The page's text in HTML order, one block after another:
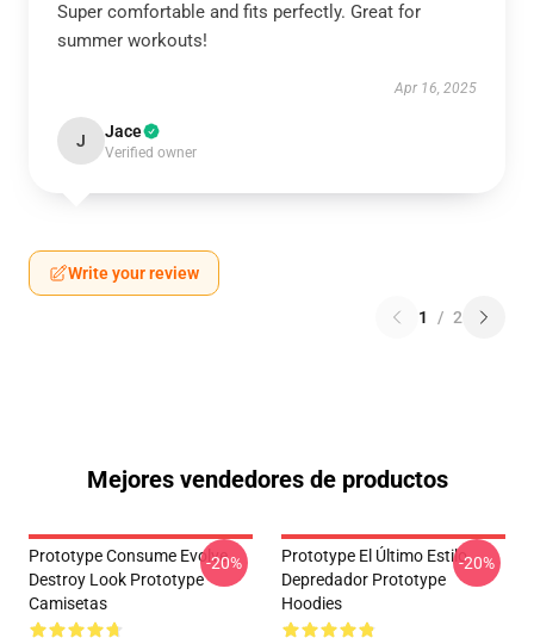
Super comfortable and fits perfectly. Great for
summer workouts!
Apr 16, 2025
J Jace
Verified owner
Write your review
1 / 2
Mejores vendedores de productos
Prototype Consume Evolve
Destroy Look Prototype
Camisetas
-20%
Prototype El Último Estilo
Depredador Prototype
Hoodies
-20%